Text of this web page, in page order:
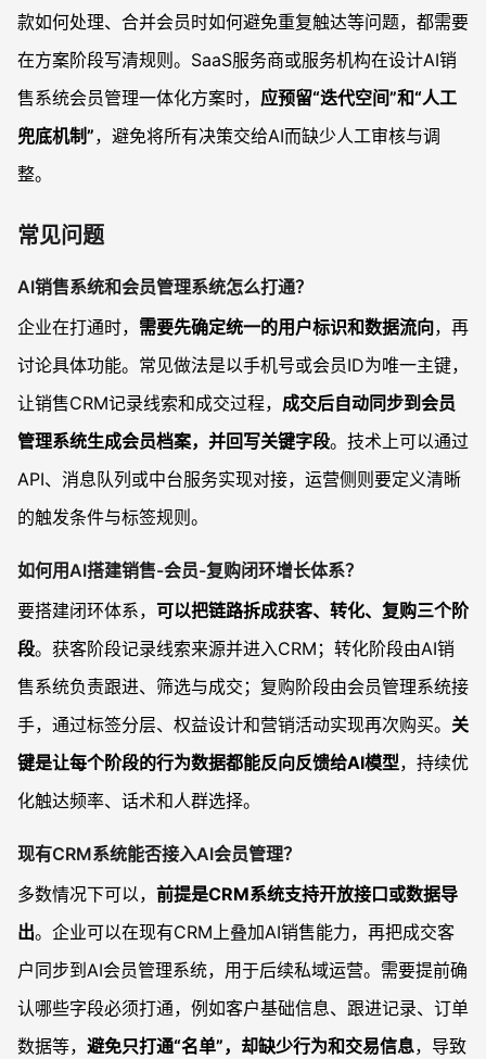
款如何处理、合并会员时如何避免重复触达等问题，都需要
在方案阶段写清规则。SaaS服务商或服务机构在设计AI销
售系统会员管理一体化方案时， 应预留“迭代空间”和“人工
兜底机制”，避免将所有决策交给AI而缺少人工审核与调
整。
常见问题
AI销售系统和会员管理系统怎么打通？
企业在打通时， 需要先确定统一的用户标识和数据流向，再
讨论具体功能。常见做法是以手机号或会员ID为唯一主键，
让销售CRM记录线索和成交过程， 成交后自动同步到会员
管理系统生成会员档案，并回写关键字段。技术上可以通过
API、消息队列或中台服务实现对接，运营侧则要定义清晰
的触发条件与标签规则。
如何用AI搭建销售-会员-复购闭环增长体系？
要搭建闭环体系， 可以把链路拆成获客、转化、复购三个阶
段。获客阶段记录线索来源并进入CRM；转化阶段由AI销
售系统负责跟进、筛选与成交；复购阶段由会员管理系统接
手，通过标签分层、权益设计和营销活动实现再次购买。 关
键是让每个阶段的行为数据都能反向反馈给AI模型，持续优
化触达频率、话术和人群选择。
现有CRM系统能否接入AI会员管理？
多数情况下可以， 前提是CRM系统支持开放接口或数据导
出。企业可以在现有CRM上叠加AI销售能力，再把成交客
户同步到AI会员管理系统，用于后续私域运营。需要提前确
认哪些字段必须打通，例如客户基础信息、跟进记录、订单
数据等， 避免只打通“名单”，却缺少行为和交易信息，导致